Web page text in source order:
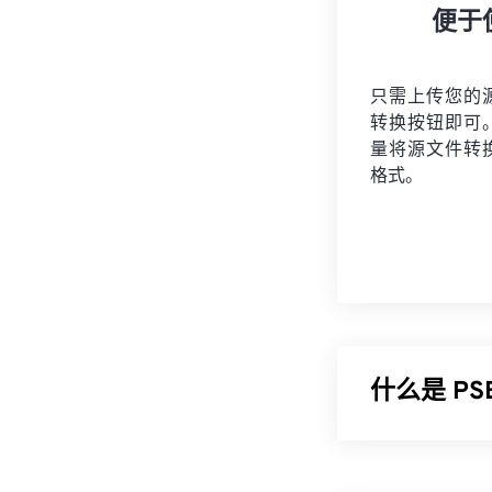
便于
只需上传您的
转换按钮即可
量将源文件转
格式。
什么是